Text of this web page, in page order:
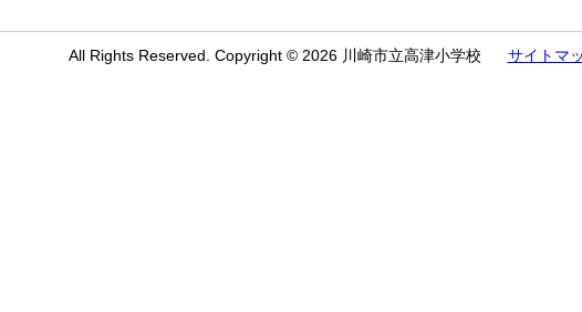
All Rights Reserved. Copyright © 2026 川崎市立高津小学校 サイトマ